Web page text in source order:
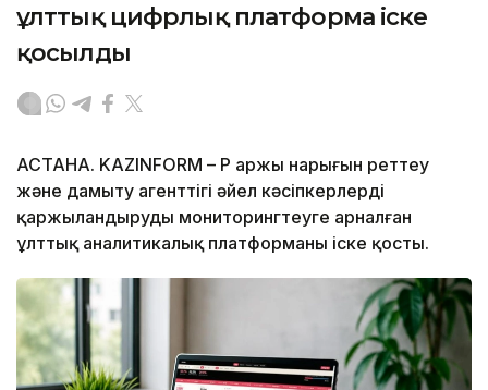
ұлттық цифрлық платформа іске
қосылды
АСТАНА. KAZINFORM – ҚР Қаржы нарығын реттеу
және дамыту агенттігі әйел кәсіпкерлерді
қаржыландыруды мониторингтеуге арналған
ұлттық аналитикалық платформаны іске қосты.